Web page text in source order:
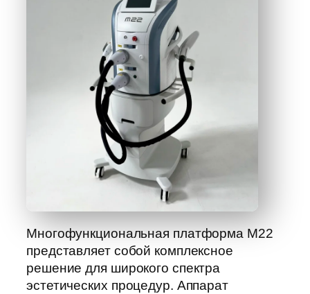
Многофункциональная платформа М22
представляет собой комплексное
решение для широкого спектра
эстетических процедур. Аппарат